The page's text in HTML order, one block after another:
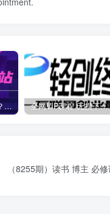
你还在到处找项目？还在当韭菜？我靠卖项目一个月收入5万+，曾经我也是个失败者。 全网VIP课程 无损下载~
（8255期）读书 博主 必